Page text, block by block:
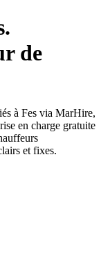
de
à Fes via MarHire,
en charge gratuite
et fixes.